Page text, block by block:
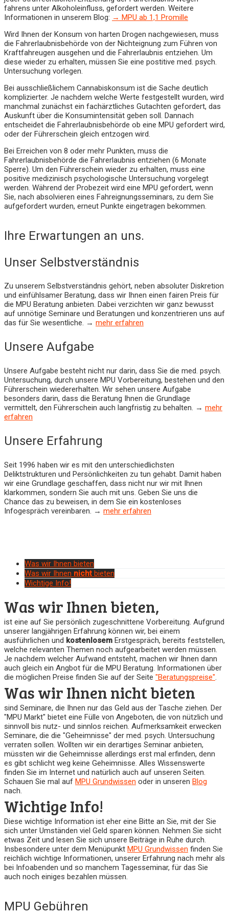
fahrens unter Alkoholeinfluss, gefordert werden. Weitere
Informationen in unserem Blog: → MPU ab 1,1 Promille
Wird Ihnen der Konsum von harten Drogen nachgewiesen, muss
die Fahrerlaubnisbehörde von der Nichteignung zum Führen von
Kraftfahreugen ausgehen und die Fahrerlaubnis entziehen. Um
diese wieder zu erhalten, müssen Sie eine postitive med. psych.
Untersuchung vorlegen.
Bei ausschließlichem Cannabiskonsum ist die Sache deutlich
komplizierter. Je nachdem welche Werte festgestellt wurden, wird
manchmal zunächst ein fachärztliches Gutachten gefordert, das
Auskunft über die Konsumintensität geben soll. Dannach
entscheidet die Fahrerlaubnisbehörde ob eine MPU gefordert wird,
oder der Führerschein gleich entzogen wird.
Bei Erreichen von 8 oder mehr Punkten, muss die
Fahrerlaubnisbehörde die Fahrerlaubnis entziehen (6 Monate
Sperre). Um den Führerschein wieder zu erhalten, muss eine
positive medizinisch psychologische Untersuchung vorgelegt
werden. Während der Probezeit wird eine MPU gefordert, wenn
Sie, nach absolvieren eines Fahreignungsseminars, zu dem Sie
aufgefordert wurden, erneut Punkte eingetragen bekommen.
Ihre Erwartungen an uns.
Unser Selbstverständnis
Zu unserem Selbstverständnis gehört, neben absoluter Diskretion
und einfühlsamer Beratung, dass wir Ihnen einen fairen Preis für
die MPU Beratung anbieten. Dabei verzichten wir ganz bewusst
auf unnötige Seminare und Beratungen und konzentrieren uns auf
das für Sie wesentliche. → mehr erfahren
Unsere Aufgabe
Unsere Aufgabe besteht nicht nur darin, dass Sie die med. psych.
Untersuchung, durch unsere MPU Vorbereitung, bestehen und den
Führerschein wiedererhalten. Wir sehen unsere Aufgabe
besonders darin, dass die Beratung Ihnen die Grundlage
vermittelt, den Führerschein auch langfristig zu behalten. → mehr
erfahren
Unsere Erfahrung
Seit 1996 haben wir es mit den unterschiedlichsten
Deliktstrukturen und Persönlichkeiten zu tun gehabt. Damit haben
wir eine Grundlage geschaffen, dass nicht nur wir mit Ihnen
klarkommen, sondern Sie auch mit uns. Geben Sie uns die
Chance das zu beweisen, in dem Sie ein kostenloses
Infogespräch vereinbaren. → mehr erfahren
Was wir Ihnen bieten
Was wir Ihnen nicht bieten
Wichtige Info!
Was wir Ihnen bieten,
ist eine auf Sie persönlich zugeschnittene Vorbereitung. Aufgrund
unserer langjährigen Erfahrung können wir, bei einem
ausführlichen und kostenlosem Erstgespräch, bereits feststellen,
welche relevanten Themen noch aufgearbeitet werden müssen.
Je nachdem welcher Aufwand entsteht, machen wir Ihnen dann
auch gleich ein Angbot für die MPU Beratung. Informationen über
die möglichen Preise finden Sie auf der Seite "Beratungspreise".
Was wir Ihnen nicht bieten
sind Seminare, die Ihnen nur das Geld aus der Tasche ziehen. Der
"MPU Markt" bietet eine Fülle von Angeboten, die von nützlich und
sinnvoll bis nutz- und sinnlos reichen. Aufmerksamkeit erwecken
Seminare, die die "Geheimnisse" der med. psych. Untersuchung
verraten sollen. Wollten wir ein derartiges Seminar anbieten,
müssten wir die Geheimnisse allerdings erst mal erfinden, denn
es gibt schlicht weg keine Geheimnisse. Alles Wissenswerte
finden Sie im Internet und natürlich auch auf unseren Seiten.
Schauen Sie mal auf MPU Grundwissen oder in unseren Blog
nach.
Wichtige Info!
Diese wichtige Information ist eher eine Bitte an Sie, mit der Sie
sich unter Umständen viel Geld sparen können. Nehmen Sie sicht
etwas Zeit und lesen Sie sich unsere Beiträge in Ruhe durch.
Insbesondere unter dem Menüpunkt MPU Grundwissen finden Sie
reichlich wichtige Informationen, unserer Erfahrung nach mehr als
bei Infoabenden und so manchem Tagesseminar, für das Sie
auch noch einiges bezahlen müssen.
MPU Gebühren